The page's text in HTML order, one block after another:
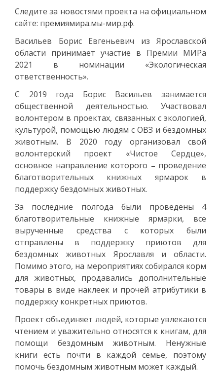
Следите за новостями проекта на официальном
сайте: премиямира.мы-мир.рф.
Васильев Борис Евгеньевич из Ярославской
области принимает участие в Премии МИРа
2021 в номинации «Экологическая
ответственность».
С 2019 года Борис Васильев занимается
общественной деятельностью. Участвовал
волонтером в проектах, связанных с экологией,
культурой, помощью людям с ОВЗ и бездомных
животным. В 2020 году организовал свой
волонтерский проект «Чистое Сердце»,
основное направление которого – проведение
благотворительных книжных ярмарок в
поддержку бездомных животных.
За последние полгода были проведены 4
благотворительные книжные ярмарки, все
вырученные средства с которых были
отправлены в поддержку приютов для
бездомных животных Ярославля и области.
Помимо этого, на мероприятиях собирался корм
для животных, продавались дополнительные
товары в виде наклеек и прочей атрибутики в
поддержку конкретных приютов.
Проект объединяет людей, которые увлекаются
чтением и уважительно относятся к книгам, для
помощи бездомным животным. Ненужные
книги есть почти в каждой семье, поэтому
помочь бездомным животным может каждый.